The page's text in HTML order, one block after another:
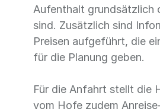
Aufenthalt grundsätzlich
sind. Zusätzlich sind
Preisen aufgeführt, die
für die Planung geben.
Für die Anfahrt stellt die
vom Hofe zudem